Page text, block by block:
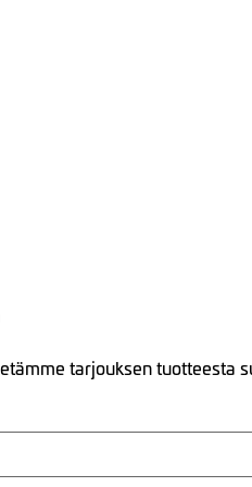
tarjouksen tuotteesta